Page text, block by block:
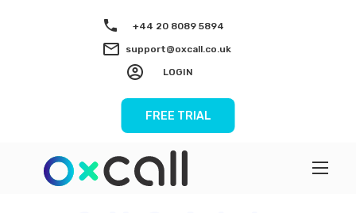
+44 20 8089 5894
support@oxcall.co.uk
LOGIN
FREE TRIAL